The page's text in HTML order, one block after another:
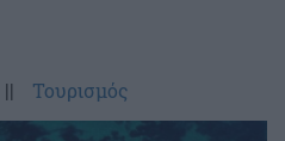
|| Τουρισμός